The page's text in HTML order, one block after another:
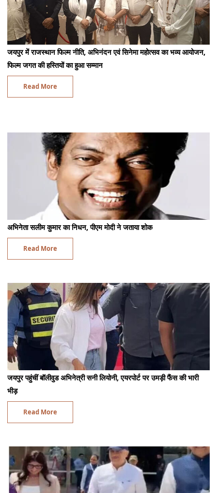
जयपुर में राजस्थान फिल्म नीति, अभिनंदन एवं सिनेमा महोत्सव का भव्य आयोजन,
फिल्म जगत की हस्तियों का हुआ सम्मान
Read More
अभिनेता सलीम कुमार का निधन, पीएम मोदी ने जताया शोक
Read More
जयपुर पहुंचीं बॉलीवुड अभिनेत्री सनी लियोनी, एयरपोर्ट पर उमड़ी फैंस की भारी
भीड़
Read More